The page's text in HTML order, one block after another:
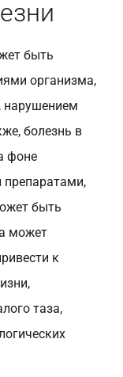
быть
организма,
нарушением
болезнь в
фоне
препаратами,
быть
может
к
таза,